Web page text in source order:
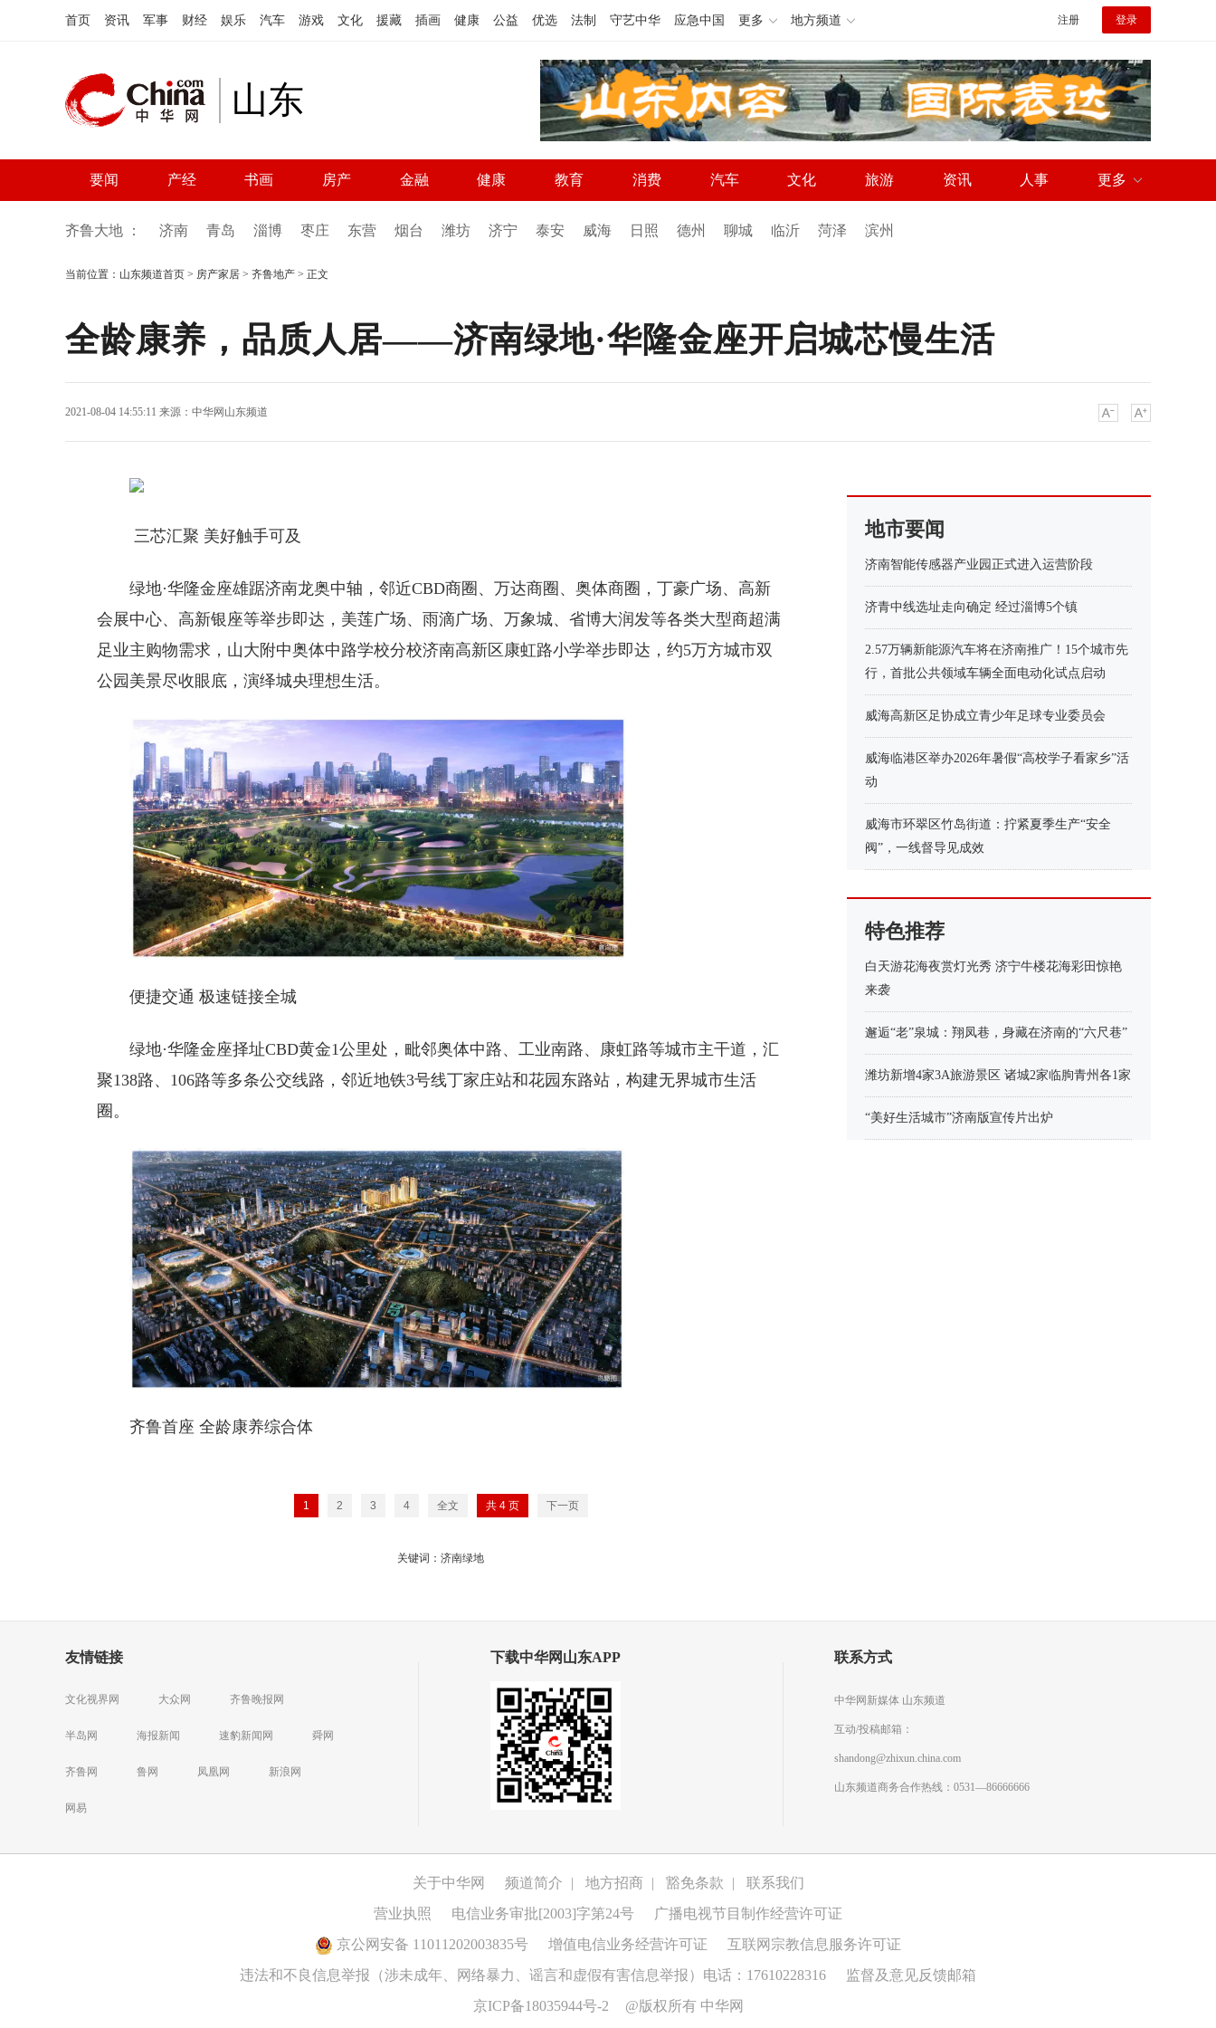
首页 资讯 军事 财经 娱乐 汽车 游戏 文化 援藏 插画 健康 公益 优选 法制 守艺中华 应急中国 更多 地方频道 注册 登录
山东
要闻 产经 书画 房产 金融 健康 教育 消费 汽车 文化 旅游 资讯 人事 更多
齐鲁大地 ： 济南 青岛 淄博 枣庄 东营 烟台 潍坊 济宁 泰安 威海 日照 德州 聊城 临沂 菏泽 滨州
当前位置： 山东频道首页 > 房产家居 > 齐鲁地产 > 正文
全龄康养，品质人居——济南绿地·华隆金座开启城芯慢生活
2021-08-04 14:55:11 来源： 中华网山东频道
三芯汇聚 美好触手可及
绿地·华隆金座雄踞济南龙奥中轴，邻近CBD商圈、万达商圈、奥体商圈，丁豪广场、高新
会展中心、高新银座等举步即达，美莲广场、雨滴广场、万象城、省博大润发等各类大型商超满
足业主购物需求，山大附中奥体中路学校分校济南高新区康虹路小学举步即达，约5万方城市双
公园美景尽收眼底，演绎城央理想生活。
便捷交通 极速链接全城
绿地·华隆金座择址CBD黄金1公里处，毗邻奥体中路、工业南路、康虹路等城市主干道，汇
聚138路、106路等多条公交线路，邻近地铁3号线丁家庄站和花园东路站，构建无界城市生活
圈。
齐鲁首座 全龄康养综合体
1 2 3 4 全文 共4 页 下一页
关键词：济南绿地
地市要闻
济南智能传感器产业园正式进入运营阶段
济青中线选址走向确定 经过淄博5个镇
2.57万辆新能源汽车将在济南推广！15个城市先
行，首批公共领域车辆全面电动化试点启动
威海高新区足协成立青少年足球专业委员会
威海临港区举办2026年暑假“高校学子看家乡”活
动
威海市环翠区竹岛街道：拧紧夏季生产“安全
阀”，一线督导见成效
特色推荐
白天游花海夜赏灯光秀 济宁牛楼花海彩田惊艳
来袭
邂逅“老”泉城：翔凤巷，身藏在济南的“六尺巷”
潍坊新增4家3A旅游景区 诸城2家临朐青州各1家
“美好生活城市”济南版宣传片出炉
友情链接
文化视界网 大众网 齐鲁晚报网
半岛网 海报新闻 速豹新闻网 舜网
齐鲁网 鲁网 凤凰网 新浪网
网易
下载中华网山东APP 联系方式
中华网新媒体 山东频道
互动/投稿邮箱：
shandong@zhixun.china.com
山东频道商务合作热线：0531—86666666
关于中华网 频道简介 | 地方招商 | 豁免条款 |
联系我们
营业执照
电信业务审批[2003]字第24号
广播电视节目制作经营许可证
京公网安备 11011202003835号
增值电信业务经营许可证
互联网宗教信息服务许可证
违法和不良信息举报（涉未成年、网络暴力、谣言和虚假有害信息举报）电话：17610228316
监督及意见反馈邮箱
京ICP备18035944号-2
@版权所有 中华网